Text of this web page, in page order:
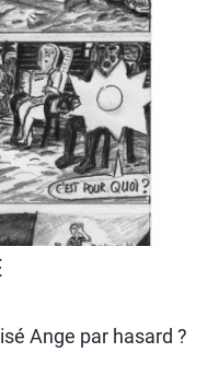
Ange par hasard ?